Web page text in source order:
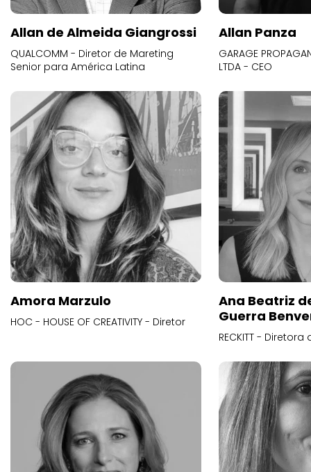
Allan de Almeida Giangrossi
QUALCOMM - Diretor de Mareting
Senior para América Latina
Allan Panza
GARAGE
LTDA - CEO
Amora Marzulo
HOC - HOUSE OF CREATIVITY - Diretor
Ana Beatriz
Guerra
RECKITT -